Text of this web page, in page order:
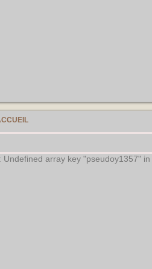
: Undefined array key "pseudoy1357" in